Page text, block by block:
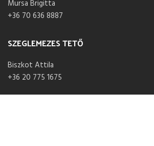
Mursa Brigitta
+36 70 636 8887
SZEGLEMEZES TETŐ
Biszkot Attila
+36 20 775 1675
NYITVA TARTÁS